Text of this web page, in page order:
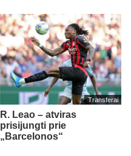
Transferai
R. Leao – atviras
prisijungti prie
„Barcelonos“